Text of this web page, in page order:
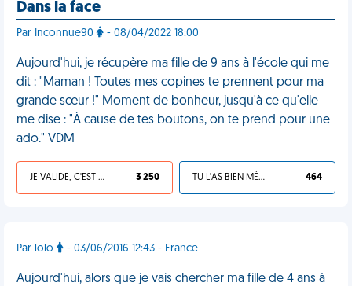
Dans la face
Par Inconnue90 - 08/04/2022 18:00
Aujourd'hui, je récupère ma fille de 9 ans à l'école qui me
dit : "Maman ! Toutes mes copines te prennent pour ma
grande sœur !" Moment de bonheur, jusqu'à ce qu'elle
me dise : "À cause de tes boutons, on te prend pour une
ado." VDM
JE VALIDE, C'EST UNE VDM 3 250 TU L'AS BIEN MÉRITÉ 464
Par lolo - 03/06/2016 12:43 - France
Aujourd'hui, alors que je vais chercher ma fille de 4 ans à